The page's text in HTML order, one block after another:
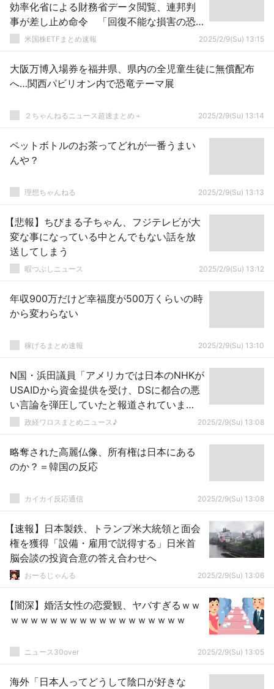
効率化省による財務省データ閲覧、連邦判
事が差し止め命令 「回復不能な損害の恐
れ」米国株ETFまとめ速報 2025/2/9(Su) 13:15
大阪万博入場券を福井県、県内の全児童生徒に無償配布
へ…関西パビリオン内で恐竜テーマ展
２ちゃんねるニュース超速まとめ＋ 2025/2/9(Su) 13:14
ペットボトルのお茶ってどれが一番うまい
んや？
理想ちゃんねる 2025/2/9(Su) 13:13
【悲報】ちびまる子ちゃん、フジテレビが大
変な事になっている中とんでもない話を放
送してしまう
暇つぶしニュース 2025/2/9(Su) 13:12
年収900万だけど幸福度が500万くらいの時
から変わらない
稼げるまとめ速報 2025/2/9(Su) 13:10
N国・浜田議員「アメリカでは日本のNHKが
USAIDから資金提供を受け、DSに都合の悪
い言論を弾圧していたと報道されていま
す！NHKとUSAIDの関係は確認しておきた
政経ワロスまとめニュース♪ 2025/2/9(Su) 13:08
略奪された高麗仏像、所有権は日本にある
のか？＝韓国の反応
カイカイ反応通信 2025/2/9(Su) 13:08
【速報】日本製鉄、トランプ米大統領と面会
権を獲得「設備・雇用で説得する」日米首
脳会談の投資合意の答え合わせへ
おーるじゃんる 2025/2/9(Su) 13:06
【闇深】婚活女性の恋愛観、ヤバすぎるｗｗ
ｗｗｗｗｗｗｗｗｗｗｗｗｗｗｗｗｗｗ
ニュース30over 2025/2/9(Su) 13:05
海外「日本人ってどうして陰口が好きな